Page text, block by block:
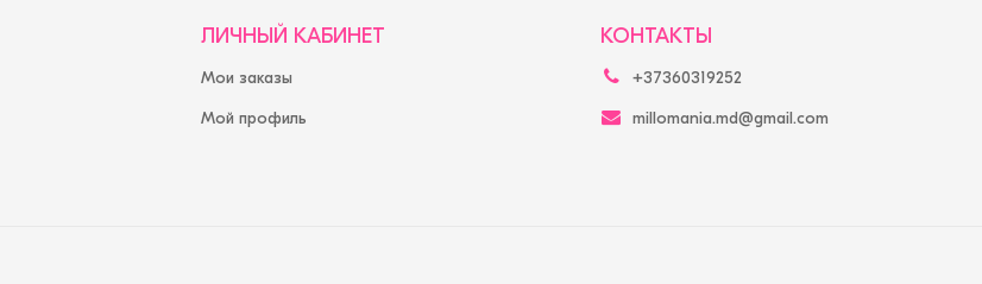
ЛИЧНЫЙ КАБИНЕТ
Мои заказы
Мой профиль
КОНТАКТЫ
+37360319252
millomania.md@gmail.com